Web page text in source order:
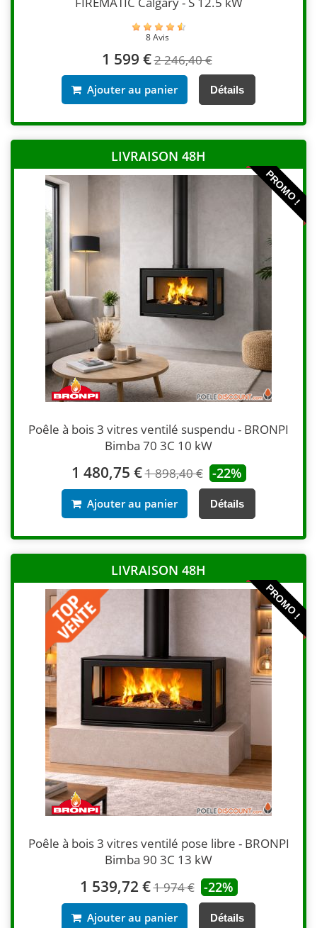
8 Avis
1 599 €2 246,40 €
Ajouter au panier Détails
LIVRAISON 48H
PROMO !
Poêle à bois 3 vitres ventilé suspendu - BRONPI
Bimba 70 3C 10 kW
1 480,75 €1 898,40 € -22%
Ajouter au panier Détails
LIVRAISON 48H
PROMO !
Poêle à bois 3 vitres ventilé pose libre - BRONPI
Bimba 90 3C 13 kW
1 539,72 €1 974 € -22%
Ajouter au panier Détails